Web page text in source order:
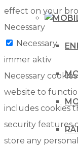
effect on your
Necessary
Necessary
immer aktiv
Necessary
website to
includes cookies
security features
store any